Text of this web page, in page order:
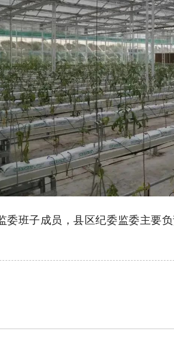
委班子成员，县区纪委监委主要